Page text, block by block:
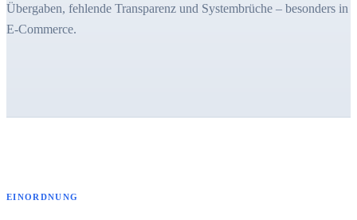
Übergaben, fehlende Transparenz und Systembrüche – besonders in
E-Commerce.
EINORDNUNG